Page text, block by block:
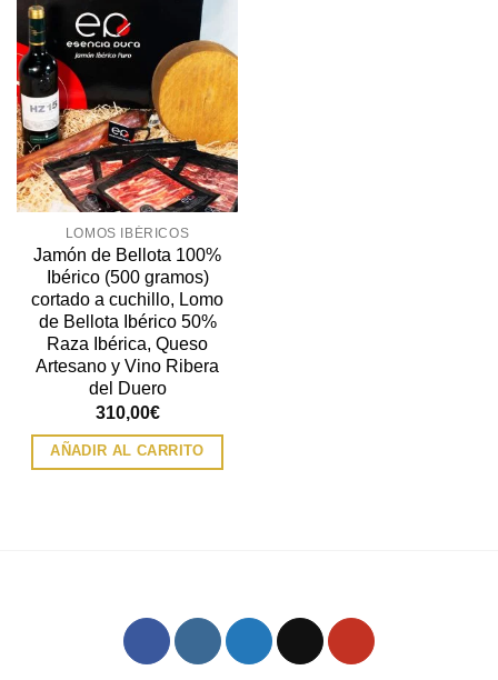
LOMOS IBÉRICOS
Jamón de Bellota 100%
Ibérico (500 gramos)
cortado a cuchillo, Lomo
de Bellota Ibérico 50%
Raza Ibérica, Queso
Artesano y Vino Ribera
del Duero
310,00€
AÑADIR AL CARRITO